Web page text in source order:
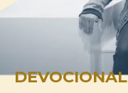
DEVOCIONAL